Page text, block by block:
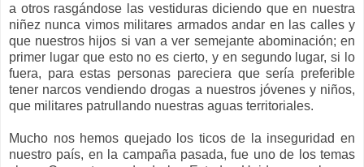
a otros rasgándose las vestiduras diciendo que en nuestra
niñez nunca vimos militares armados andar en las calles y
que nuestros hijos si van a ver semejante abominación; en
primer lugar que esto no es cierto, y en segundo lugar, si lo
fuera, para estas personas pareciera que sería preferible
tener narcos vendiendo drogas a nuestros jóvenes y niños,
que militares patrullando nuestras aguas territoriales.
Mucho nos hemos quejado los ticos de la inseguridad en
nuestro país, en la campaña pasada, fue uno de los temas